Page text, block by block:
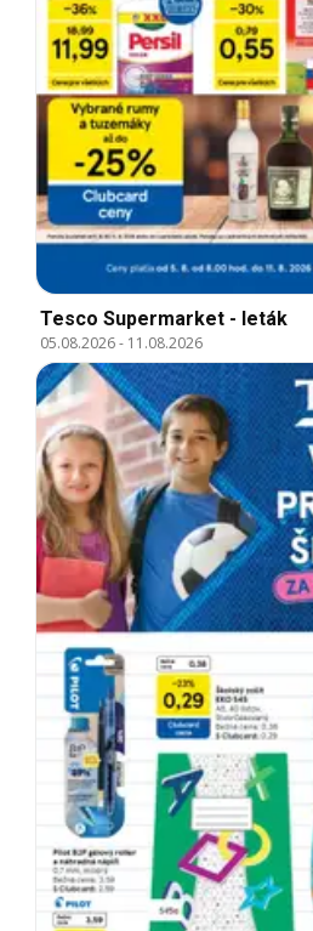
Tesco Supermarket - leták
05.08.2026- 11.08.2026